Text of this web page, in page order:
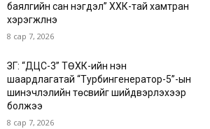
баялгийн сан нэгдэл” ХХК-тай хамтран
хэрэгжүүлнэ
8 сар 7, 2026
ЗГ: “ДЦС-3” ТӨХК-ийн нэн
шаардлагатай “Турбингенератор-5”-ын
шинэчлэлийн төсвийг шийдвэрлэхээр
болжээ
8 сар 7, 2026